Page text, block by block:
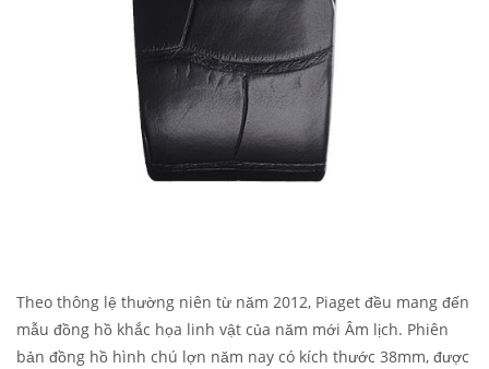
Theo thông lệ thường niên từ năm 2012, Piaget đều mang đến
mẫu đồng hồ khắc họa linh vật của năm mới Âm lịch. Phiên
bản đồng hồ hình chú lợn năm nay có kích thước 38mm, được